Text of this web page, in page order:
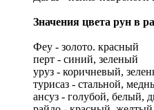
Значения цвета рун в
Феу - золото. красный
перт - синий, зеленый
уруз - коричневый,
турисаз - стальной,
ансуз - голубой, белый,